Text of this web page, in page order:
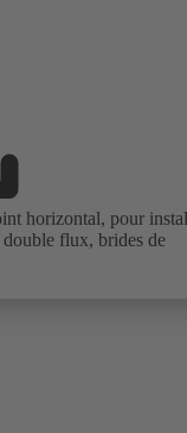
horizontal, pour
flux, brides de